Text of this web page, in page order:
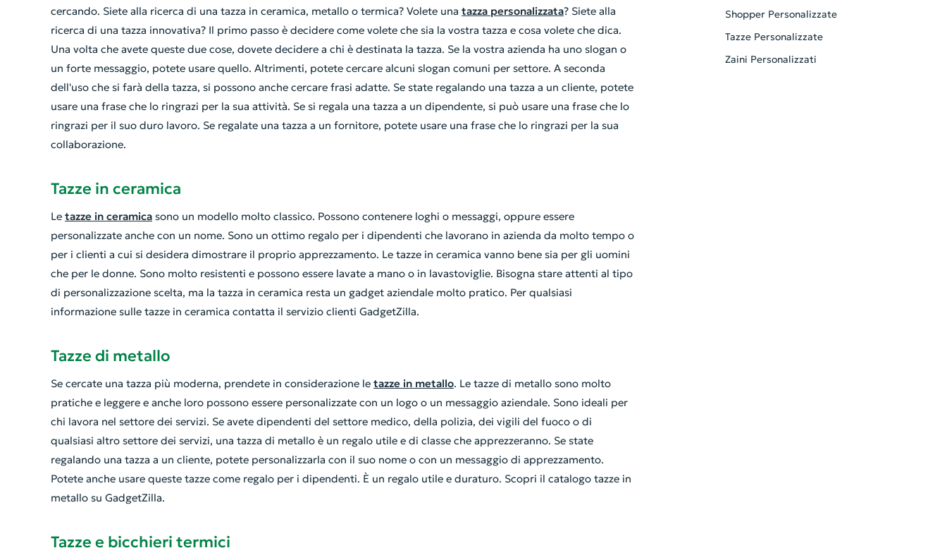
cercando. Siete alla ricerca di una tazza in ceramica, metallo o termica? Volete una tazza personalizzata? Siete alla
ricerca di una tazza innovativa? Il primo passo è decidere come volete che sia la vostra tazza e cosa volete che dica.
Una volta che avete queste due cose, dovete decidere a chi è destinata la tazza. Se la vostra azienda ha uno slogan o
un forte messaggio, potete usare quello. Altrimenti, potete cercare alcuni slogan comuni per settore. A seconda
dell'uso che si farà della tazza, si possono anche cercare frasi adatte. Se state regalando una tazza a un cliente, potete
usare una frase che lo ringrazi per la sua attività. Se si regala una tazza a un dipendente, si può usare una frase che lo
ringrazi per il suo duro lavoro. Se regalate una tazza a un fornitore, potete usare una frase che lo ringrazi per la sua
collaborazione.
Tazze in ceramica
Le tazze in ceramica sono un modello molto classico. Possono contenere loghi o messaggi, oppure essere
personalizzate anche con un nome. Sono un ottimo regalo per i dipendenti che lavorano in azienda da molto tempo o
per i clienti a cui si desidera dimostrare il proprio apprezzamento. Le tazze in ceramica vanno bene sia per gli uomini
che per le donne. Sono molto resistenti e possono essere lavate a mano o in lavastoviglie. Bisogna stare attenti al tipo
di personalizzazione scelta, ma la tazza in ceramica resta un gadget aziendale molto pratico. Per qualsiasi
informazione sulle tazze in ceramica contatta il servizio clienti GadgetZilla.
Tazze di metallo
Se cercate una tazza più moderna, prendete in considerazione le tazze in metallo. Le tazze di metallo sono molto
pratiche e leggere e anche loro possono essere personalizzate con un logo o un messaggio aziendale. Sono ideali per
chi lavora nel settore dei servizi. Se avete dipendenti del settore medico, della polizia, dei vigili del fuoco o di
qualsiasi altro settore dei servizi, una tazza di metallo è un regalo utile e di classe che apprezzeranno. Se state
regalando una tazza a un cliente, potete personalizzarla con il suo nome o con un messaggio di apprezzamento.
Potete anche usare queste tazze come regalo per i dipendenti. È un regalo utile e duraturo. Scopri il catalogo tazze in
metallo su GadgetZilla.
Tazze e bicchieri termici
Shopper Personalizzate
Tazze Personalizzate
Zaini Personalizzati